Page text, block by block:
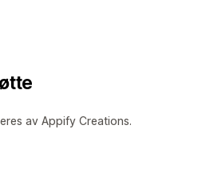
av Appify Creations.